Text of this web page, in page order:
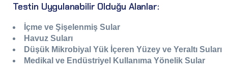
Testin Uygulanabilir Olduğu Alanlar:
İçme ve Şişelenmiş Sular
Havuz Suları
Düşük Mikrobiyal Yük İçeren Yüzey ve Yeraltı Suları
Medikal ve Endüstriyel Kullanıma Yönelik Sular